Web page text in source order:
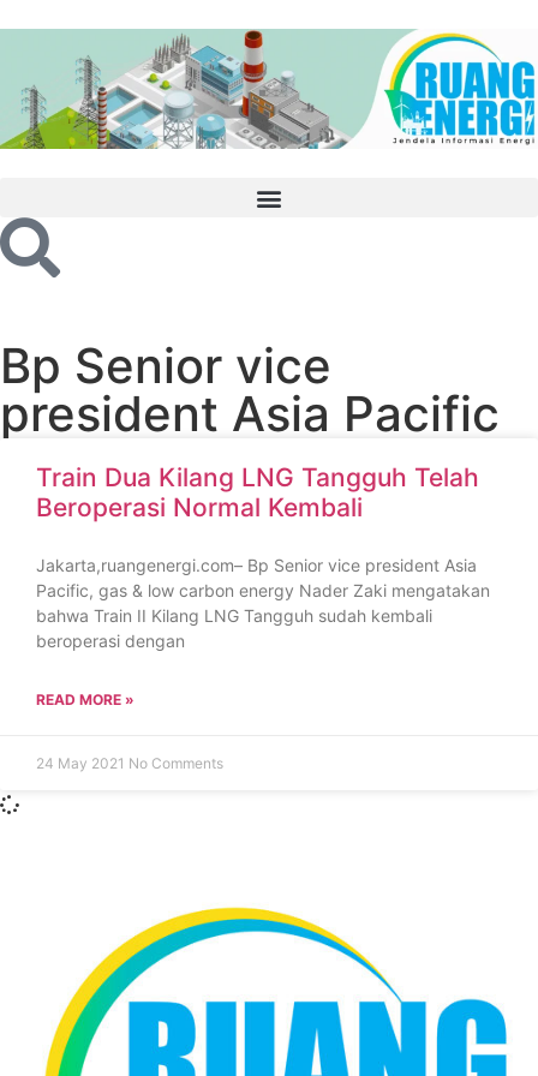
Bp Senior vice
president Asia Pacific
Train Dua Kilang LNG Tangguh Telah
Beroperasi Normal Kembali
Jakarta,ruangenergi.com– Bp Senior vice president Asia
Pacific, gas & low carbon energy Nader Zaki mengatakan
bahwa Train II Kilang LNG Tangguh sudah kembali
beroperasi dengan
READ MORE »
24 May 2021 No Comments